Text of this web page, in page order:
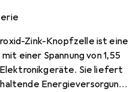
Zink-Knopfzelle ist eine
einer Spannung von 1,55
Elektronikgeräte. Sie liefert
Energieversorgung,